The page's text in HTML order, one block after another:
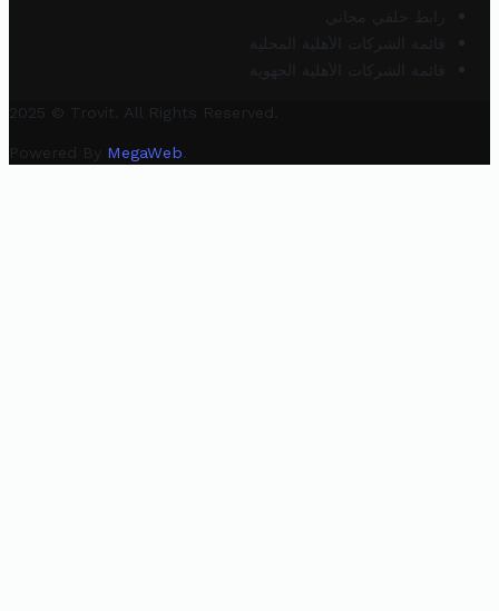
رابط خلفي مجاني
قائمة الشركات الأهلية المحلية
قائمة الشركات الأهلية الجهوية
2025 © Trovit. All Rights Reserved.
Powered By MegaWeb